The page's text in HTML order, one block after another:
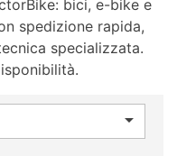
bici, e-bike e
spedizione rapida,
specializzata.
